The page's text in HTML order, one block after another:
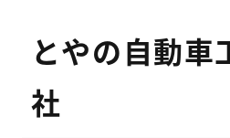
とやの自動車
社